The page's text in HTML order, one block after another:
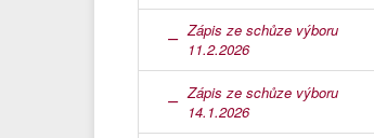
Zápis ze schůze výboru
11.2.2026
Zápis ze schůze výboru
14.1.2026